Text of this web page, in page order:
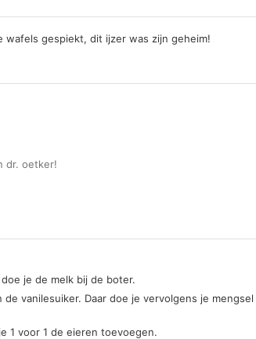
wafels gespiekt, dit ijzer was zijn geheim!
dr. oetker!
je de melk bij de boter.
vanilesuiker. Daar doe je vervolgens je mengsel
1 voor 1 de eieren toevoegen.